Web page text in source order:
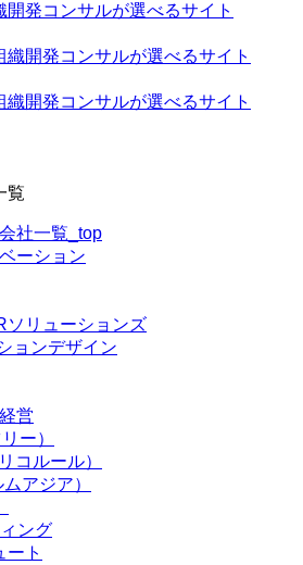
発コンサルが選べるサイト
覧
社一覧_top
ーション
ソリューションズ
ョンデザイン
営
ー）
コルール）
アジア）
ング
ート